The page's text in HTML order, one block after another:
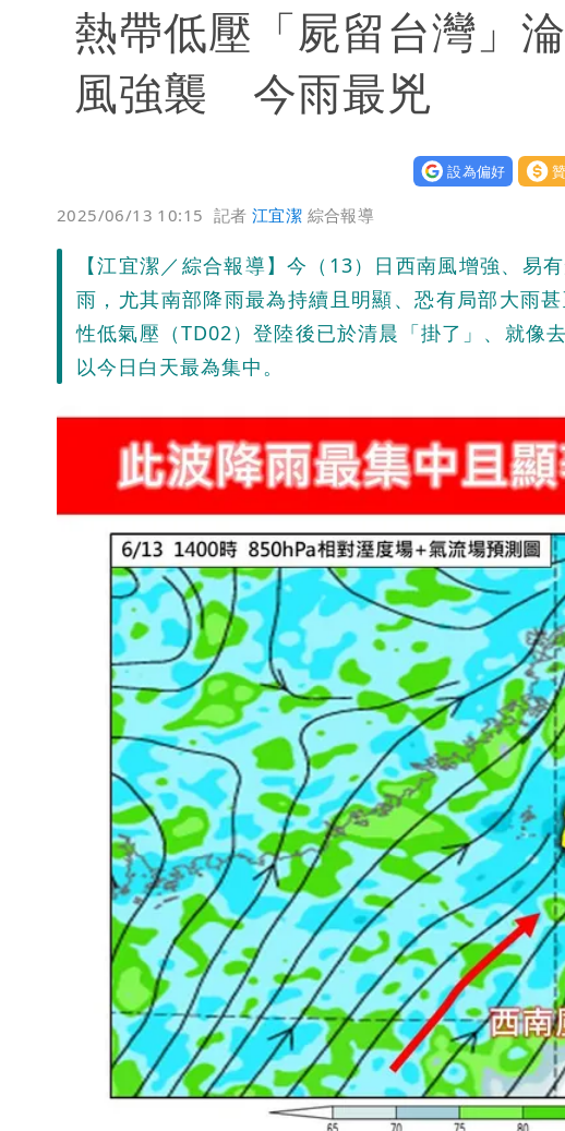
熱帶低壓「屍留台灣」
風強襲 今雨最兇
設為偏好 贊
2025/06/13 10:15 記者江宜潔 綜合報導
【江宜潔／綜合報導】今（13）日西南風增強、易
雨，尤其南部降雨最為持續且明顯、恐有局部大雨
性低氣壓（TD02）登陸後已於清晨「掛了」、就像
以今日白天最為集中。